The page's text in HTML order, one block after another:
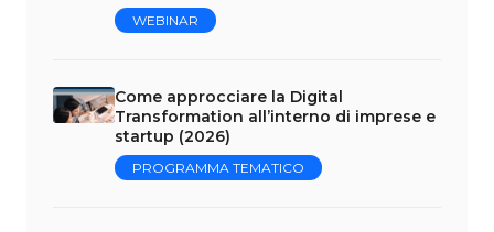
WEBINAR
Come approcciare la Digital
Transformation all’interno di imprese e
startup (2026)
PROGRAMMA TEMATICO